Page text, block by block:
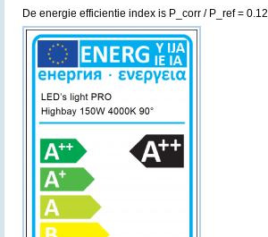
De energie efficientie index is P_corr / P_ref =